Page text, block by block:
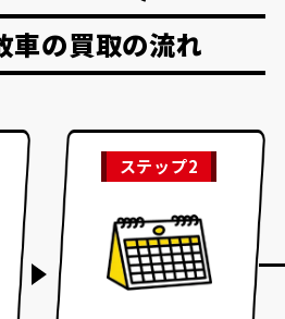
車の買取の流れ
ステップ2